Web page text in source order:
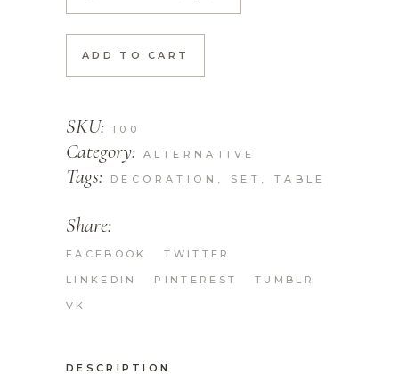
ADD TO CART
SKU: 100
Category: ALTERNATIVE
Tags: DECORATION SET TABLE
Share:
FACEBOOK TWITTER
LINKEDIN PINTEREST TUMBLR
VK
DESCRIPTION